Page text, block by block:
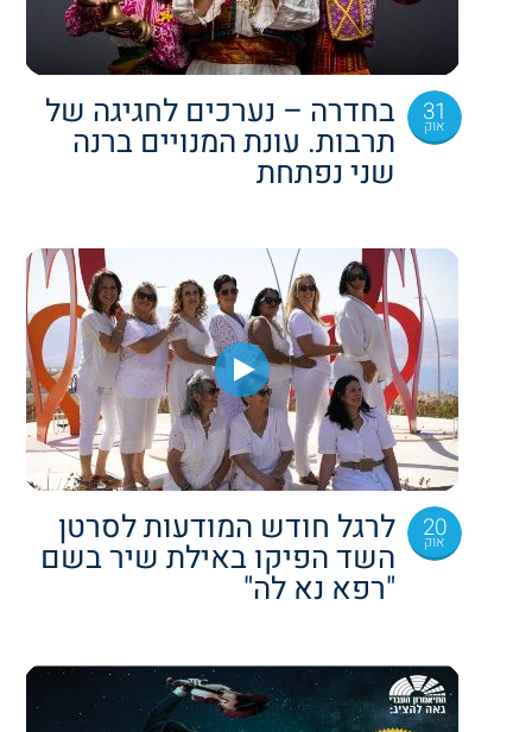
31
אוק בחדרה – נערכים לחגיגה של
תרבות. עונת המנויים ברנה
שני נפתחת
20
אוק לרגל חודש המודעות לסרטן
השד הפיקו באילת שיר בשם
"רפא נא לה"